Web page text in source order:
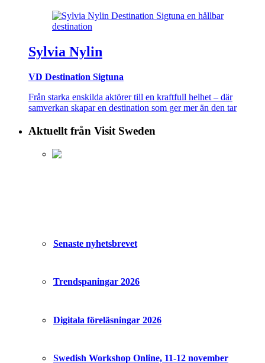
Sylvia Nylin
VD Destination Sigtuna
Från starka enskilda aktörer till en kraftfull helhet – där
samverkan skapar en destination som ger mer än den tar
Aktuellt från Visit Sweden
Senaste nyhetsbrevet
Trendspaningar 2026
Digitala föreläsningar 2026
Swedish Workshop Online, 11-12 november